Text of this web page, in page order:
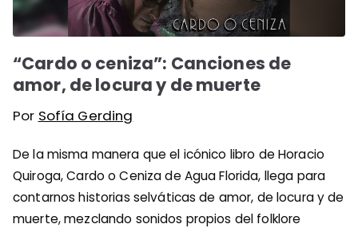
“Cardo o ceniza​”: Canciones de
amor, de locura y de muerte
Por Sofía Gerding
De la misma manera que el icónico libro de Horacio
Quiroga, Cardo o Ceniza de ​Agua Florida​, llega para
contarnos historias selváticas de amor, de locura y de
muerte, mezclando sonidos propios del folklore